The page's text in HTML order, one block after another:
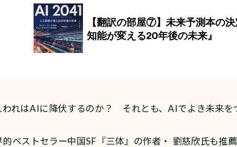
われはAIに降伏するのか？ それとも、AIでよき未来を
的ベストセラー中国SF『三体』の作者・ 劉慈欣氏も推